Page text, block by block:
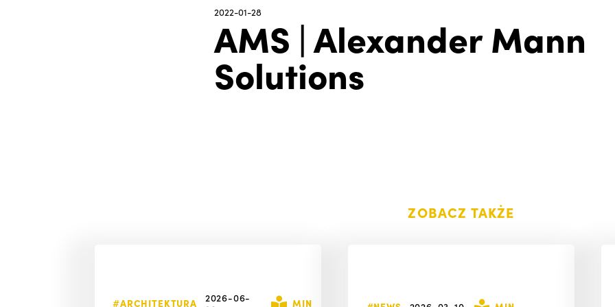
2022-01-28
AMS | Alexander Mann
Solutions
ZOBACZ TAKŻE
#ARCHITEKTURA
2026-06-
MIN